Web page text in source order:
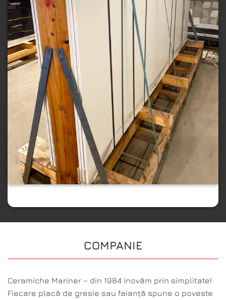
COMPANIE
Ceramiche Mariner – din 1984 inovăm prin simplitate!
Fiecare placă de gresie sau faianță spune o poveste